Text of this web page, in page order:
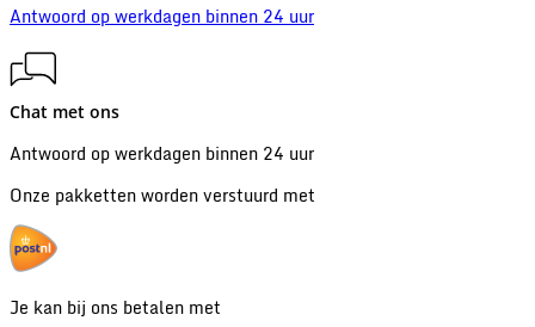
Antwoord op werkdagen binnen 24 uur
Chat met ons
Antwoord op werkdagen binnen 24 uur
Onze pakketten worden verstuurd met
Je kan bij ons betalen met